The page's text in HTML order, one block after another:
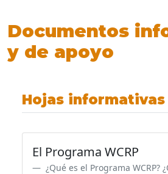
Documentos
y de apoyo
Hojas informativas
El Programa WCRP
¿Qué es el Programa WCRP?